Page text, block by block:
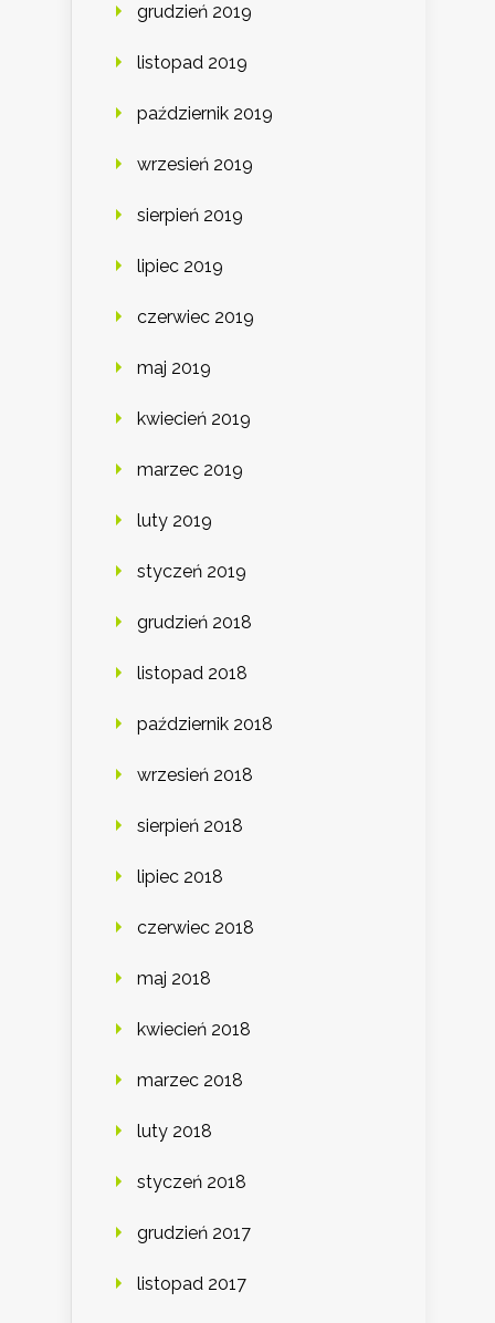
grudzień 2019
listopad 2019
październik 2019
wrzesień 2019
sierpień 2019
lipiec 2019
czerwiec 2019
maj 2019
kwiecień 2019
marzec 2019
luty 2019
styczeń 2019
grudzień 2018
listopad 2018
październik 2018
wrzesień 2018
sierpień 2018
lipiec 2018
czerwiec 2018
maj 2018
kwiecień 2018
marzec 2018
luty 2018
styczeń 2018
grudzień 2017
listopad 2017